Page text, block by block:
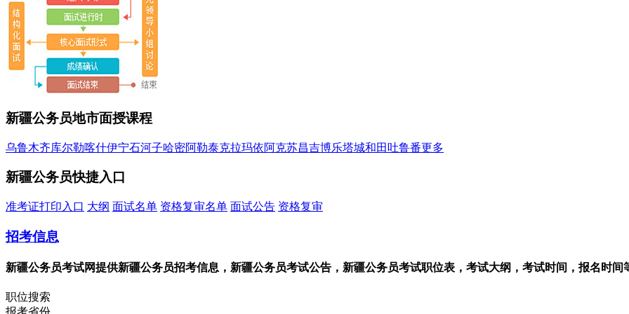
新疆公务员地市面授课程
乌鲁木齐库尔勒喀什伊宁石河子哈密阿勒泰克拉玛依阿克苏昌吉博乐塔城和田 吐鲁番更多
新疆公务员快捷入口
准考证打印入口 大纲 面试名单 资格复审名单 面试公告 资格复审
招考信息
新疆公务员考试网提供新疆公务员招考信息，新疆公务员考试公告，新疆公务员考试职位表，考试大纲，考试时间，报名时间
职位搜索